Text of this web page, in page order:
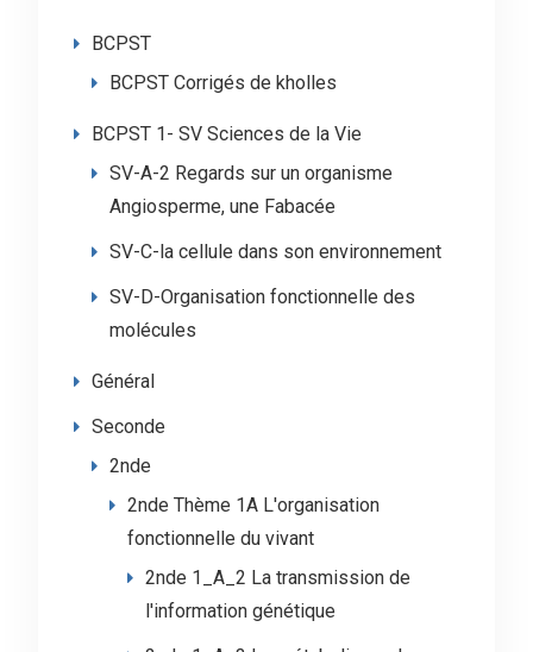
BCPST
BCPST Corrigés de kholles
BCPST 1- SV Sciences de la Vie
SV-A-2 Regards sur un organisme
Angiosperme, une Fabacée
SV-C-la cellule dans son environnement
SV-D-Organisation fonctionnelle des
molécules
Général
Seconde
2nde
2nde Thème 1A L'organisation
fonctionnelle du vivant
2nde 1_A_2 La transmission de
l'information génétique